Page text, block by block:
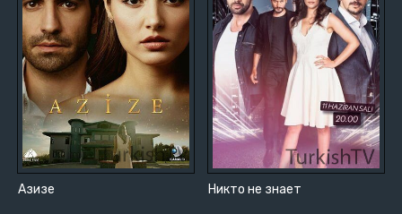
Азизе Никто не знает